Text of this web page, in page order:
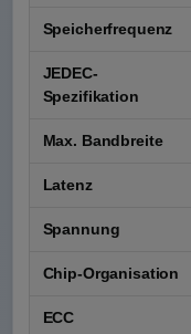
Speicherfrequenz
JEDEC-
Spezifikation
Max. Bandbreite
Latenz
Spannung
Chip-Organisation
ECC